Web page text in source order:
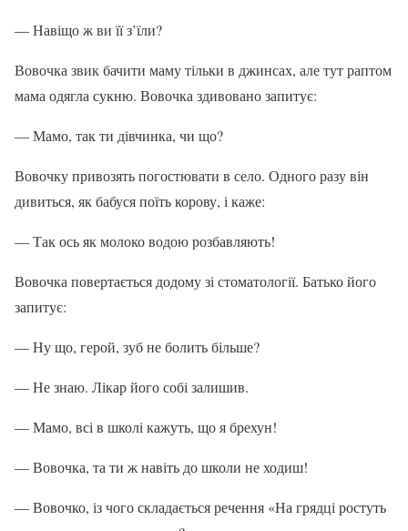
— Навіщо ж ви її з’їли?
Вовочка звик бачити маму тільки в джинсах, але тут раптом
мама одягла сукню. Вовочка здивовано запитує:
— Мамо, так ти дівчинка, чи що?
Вовочку привозять погостювати в село. Одного разу він
дивиться, як бабуся поїть корову, і каже:
— Так ось як молоко водою розбавляють!
Вовочка повертається додому зі стоматології. Батько його
запитує:
— Ну що, герой, зуб не болить більше?
— Не знаю. Лікар його собі залишив.
— Мамо, всі в школі кажуть, що я брехун!
— Вовочка, та ти ж навіть до школи не ходиш!
— Вовочко, із чого складається речення «На грядці ростуть